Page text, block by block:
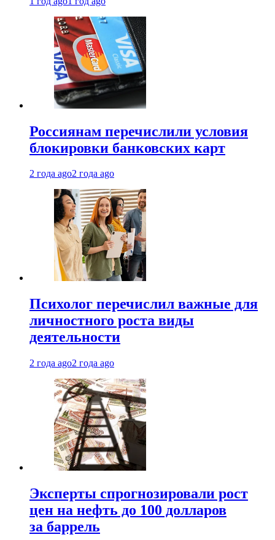
Россиянам перечислили условия
блокировки банковских карт
2 года ago2 года ago
Психолог перечислил важные для
личностного роста виды
деятельности
2 года ago2 года ago
Эксперты спрогнозировали рост
цен на нефть до 100 долларов
за баррель